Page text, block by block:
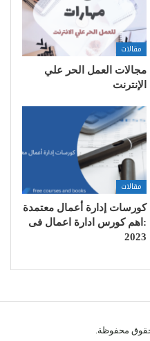
مقالات
مجالات العمل الحر علي
الإنترنت
مقالات
كورسات إدارة أعمال معتمدة
:اهم كورس ادارة اعمال فى
2023